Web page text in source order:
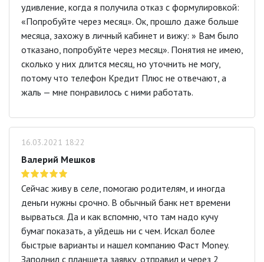
удивление, когда я получила отказ с формулировкой:
«Попробуйте через месяц». Ок, прошло даже больше
месяца, захожу в личный кабинет и вижу: » Вам было
отказано, попробуйте через месяц». Понятия не имею,
сколько у них длится месяц, но уточнить не могу,
потому что телефон Кредит Плюс не отвечают, а
жаль — мне понравилось с ними работать.
16.03.2021 18:22
Валерий Мешков
Сейчас живу в селе, помогаю родителям, и иногда
деньги нужны срочно. В обычный банк нет времени
вырваться. Да и как вспомню, что там надо кучу
бумаг показать, а уйдешь ни с чем. Искал более
быстрые варианты и нашел компанию Фаст Money.
Заполнил с планшета заявку, отправил и через 2